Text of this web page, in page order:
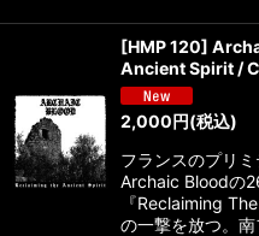
[HMP 120]
Ancient Spirit /
2,000円(税込)
フランスのプリミ
Archaic Bloodの
『Reclaiming
の一撃を放つ。